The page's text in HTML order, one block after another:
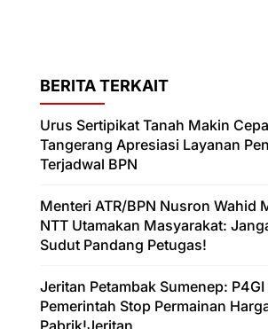
BERITA TERKAIT
Urus Sertipikat Tanah Makin
Tangerang Apresiasi Layanan
Terjadwal BPN
Menteri ATR/BPN Nusron Wahid
NTT Utamakan Masyarakat:
Sudut Pandang Petugas!
Jeritan Petambak Sumenep:
Pemerintah Stop Permainan